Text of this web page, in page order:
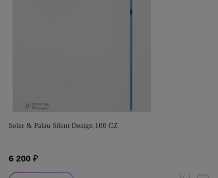
Soler & Palau Silent Design 100 CZ
6 200 ₽